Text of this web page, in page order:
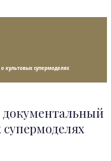
культовых супермоделях
документальный
супермоделях